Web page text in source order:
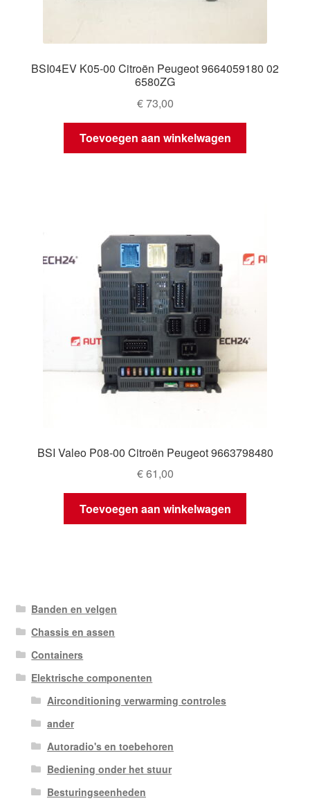
BSI04EV K05-00 Citroën Peugeot 9664059180 02
6580ZG
€73,00
Toevoegen aan winkelwagen
BSI Valeo P08-00 Citroën Peugeot 9663798480
€61,00
Toevoegen aan winkelwagen
Banden en velgen
Chassis en assen
Containers
Elektrische componenten
Airconditioning verwarming controles
ander
Autoradio's en toebehoren
Bediening onder het stuur
Besturingseenheden